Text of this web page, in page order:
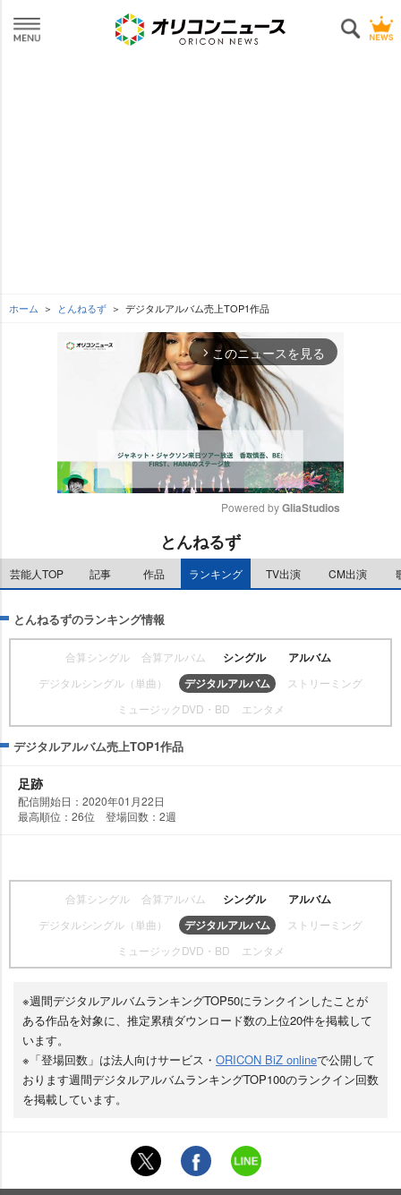
ホーム とんねるず デジタルアルバム売上TOP1作品
arrow_forward_ios このニュースを見る
u
t
Powered by GliaStudios
とんねるず
芸能人TOP 記事 作品 ランキング TV出演 CM出演
とんねるずのランキング情報
合算シングル 合算アルバム シングル アルバム
デジタルシングル（単曲） デジタルアルバム
ストリーミング
ミュージックDVD・BD
エンタメ
デジタルアルバム売上TOP1作品
足跡
配信開始日：2020年01月22日
最高順位：26位 登場回数：2週
合算シングル 合算アルバム シングル アルバム
デジタルシングル（単曲） デジタルアルバム
ストリーミング
ミュージックDVD・BD
エンタメ
※週間デジタルアルバムランキングTOP50にランクインしたことが
ある作品を対象に、推定累積ダウンロード数の上位20件を掲載して
います。
※「登場回数」は法人向けサービス・ ORICON BiZ onlineで公開して
おります週間デジタルアルバムランキングTOP100のランクイン回数
を掲載しています。